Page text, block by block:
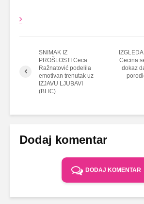
SNIMAK IZ
PROŠLOSTI Ceca
Ražnatović podelila
emotivan trenutak uz
IZJAVU LJUBAVI
(BLIC)
Cecina
dokaz
Dodaj komentar
DODAJ KOMENTAR